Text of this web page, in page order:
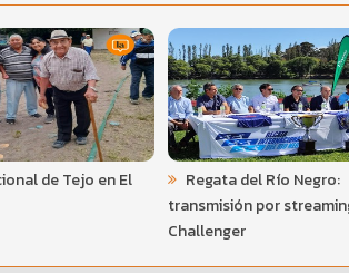
de Tejo en El
Regata del Río Negro:
transmisión por
Challenger